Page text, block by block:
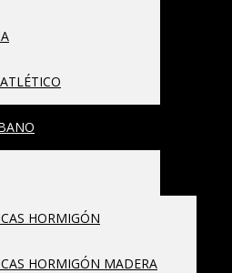
HORMIGÓN
HORMIGÓN MADERA